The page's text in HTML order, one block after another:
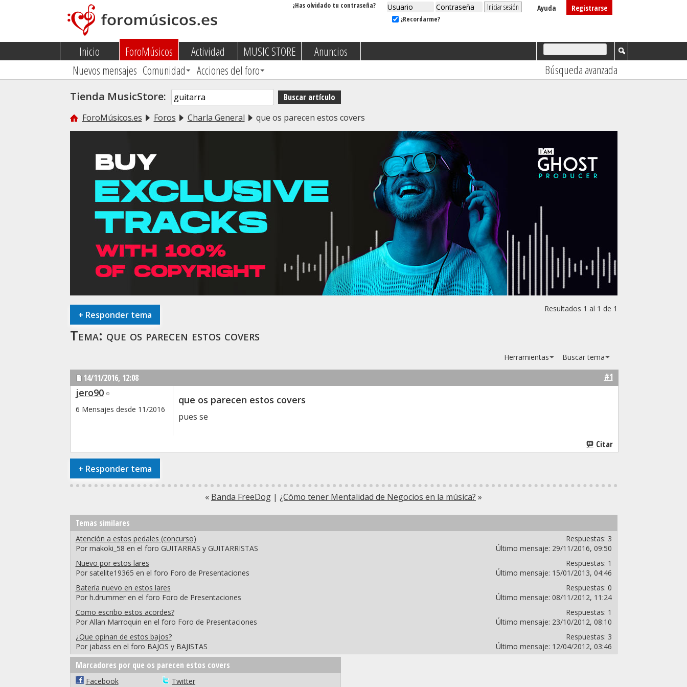
Registrarse
Ayuda
¿Recordarme?
¿Has olvidado tu contraseña?
Inicio
ForoMúsicos
Nuevos mensajes Comunidad Acciones del foro
Actividad MUSIC STORE
Anuncios
Búsqueda avanzada
Tienda MusicStore:
ForoMúsicos.es Foros Charla General que os parecen estos covers
+ Responder tema
Resultados 1 al 1 de 1
Tema: que os parecen estos covers
Herramientas Buscar tema
14/11/2016, 12:08 #1
jero90
6 Mensajes desde 11/2016
que os parecen estos covers
pues se
Citar
+ Responder tema
« Banda FreeDog | ¿Cómo tener Mentalidad de Negocios en la música? »
Temas similares
Atención a estos pedales (concurso)
Por makoki_58 en el foro GUITARRAS y GUITARRISTAS
Respuestas: 3
Último mensaje: 29/11/2016, 09:50
Nuevo por estos lares
Por satelite19365 en el foro Foro de Presentaciones
Respuestas: 1
Último mensaje: 15/01/2013, 04:46
Batería nuevo en estos lares
Por h.drummer en el foro Foro de Presentaciones
Respuestas: 0
Último mensaje: 08/11/2012, 11:24
Como escribo estos acordes?
Por Allan Marroquin en el foro Foro de Presentaciones
Respuestas: 1
Último mensaje: 23/10/2012, 08:10
¿Que opinan de estos bajos?
Por jabass en el foro BAJOS y BAJISTAS
Respuestas: 3
Último mensaje: 12/04/2012, 03:46
Marcadores por que os parecen estos covers
Facebook Twitter